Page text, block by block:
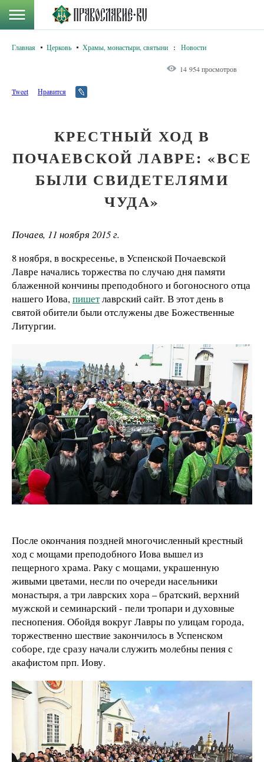
Главная Церковь Храмы, монастыри, святыни : Новости
14 954 просмотров
Tweet Нравится
КРЕСТНЫЙ ХОД В
ПОЧАЕВСКОЙ ЛАВРЕ: «ВСЕ
БЫЛИ СВИДЕТЕЛЯМИ
ЧУДА»
Почаев, 11 ноября 2015 г.
8 ноября, в воскресенье, в Успенской Почаевской
Лавре начались торжества по случаю дня памяти
блаженной кончины преподобного и богоносного отца
нашего Иова,пишетлаврский сайт. В этот день в
святой обители были отслужены две Божественные
Литургии.
После окончания поздней многочисленный крестный
ход с мощами преподобного Иова вышел из
пещерного храма. Раку с мощами, украшенную
живыми цветами, несли по очереди насельники
монастыря, а три лаврских хора – братский, верхний
мужской и семинарский - пели тропари и духовные
песнопения. Обойдя вокруг Лавры по улицам города,
торжественно шествие закончилось в Успенском
соборе, где сразу начали служить молебны пения с
акафистом прп. Иову.